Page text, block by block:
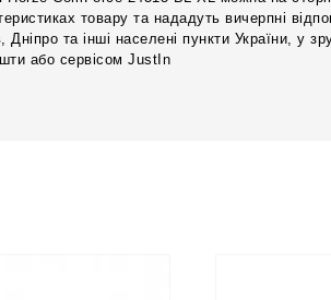
товару та нададуть вичерпні
Дніпро та інші населені пункти України, у
або сервісом JustIn